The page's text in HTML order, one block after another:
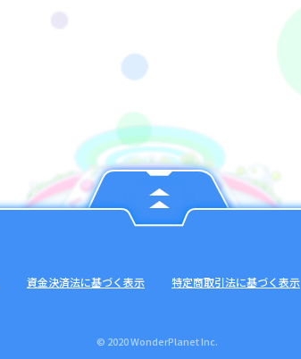
資金決済法に基づく表示 特定商取引法に基づく表示
© 2020 WonderPlanet Inc.